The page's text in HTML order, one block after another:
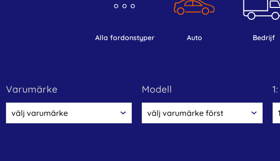
alla fordonstyper auto bedrijf
varumärke modell